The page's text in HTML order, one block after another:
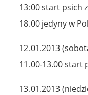
13:00 start psich
18.00 jedyny w
12.01.2013
11.00-13.00 start
13.01.2013